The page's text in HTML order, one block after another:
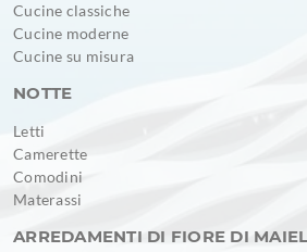
Cucine classiche
Cucine moderne
Cucine su misura
NOTTE
Letti
Camerette
Comodini
Materassi
ARREDAMENTI DI FIORE DI